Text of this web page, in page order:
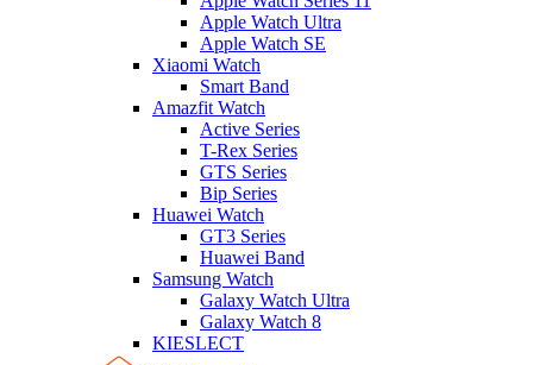
Apple Watch Ultra
Apple Watch SE
Xiaomi Watch
Smart Band
Amazfit Watch
Active Series
T-Rex Series
GTS Series
Bip Series
Huawei Watch
GT3 Series
Huawei Band
Samsung Watch
Galaxy Watch Ultra
Galaxy Watch 8
KIESLECT